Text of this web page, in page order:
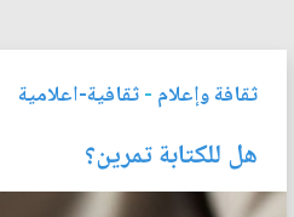
ثقافة وإعلام -ثقافية-اعلامية
هل للكتابة تمرين؟